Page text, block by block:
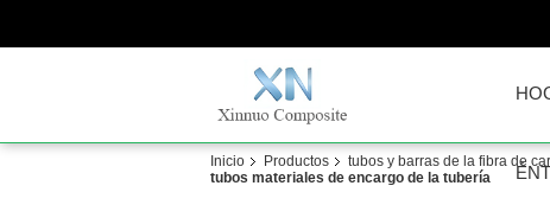
Inicio Productos tubos y barras de la fibra de
tubos materiales de encargo de la tubería